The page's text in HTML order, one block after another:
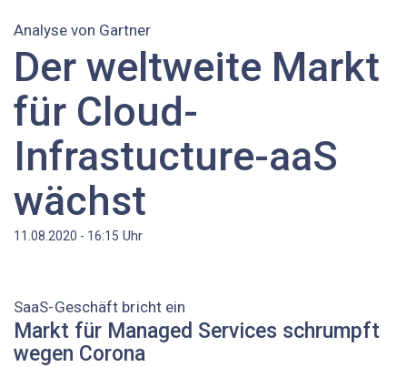
Analyse von Gartner
Der weltweite Markt
für Cloud-
Infrastucture-aaS
wächst
11.08.2020 - 16:15 Uhr
SaaS-Geschäft bricht ein
Markt für Managed Services schrumpft
wegen Corona